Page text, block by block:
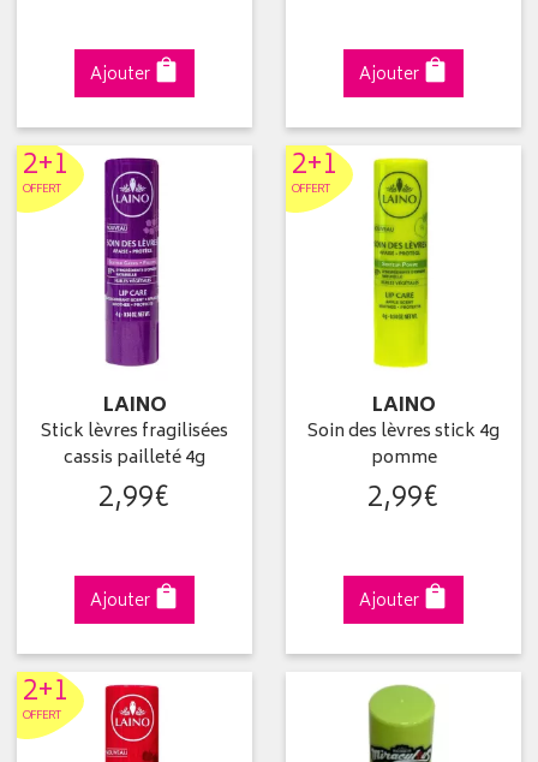
Ajouter Ajouter
2+1
OFFERT
LAINO
Stick lèvres fragilisées
cassis pailleté 4g
2,99€
Ajouter
2+1
OFFERT
LAINO
Soin des lèvres stick 4g
pomme
2,99€
Ajouter
2+1
OFFERT